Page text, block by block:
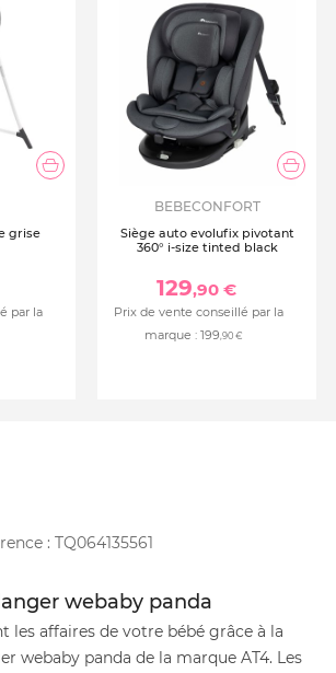
grise
par la
BEBECONFORT
Siège auto evolufix pivotant
360° i-size tinted black
129,90 €
Prix de vente conseillé par la
marque : 199,90 €
: TQ064135561
webaby panda
les affaires de votre bébé grâce à la
webaby panda de la marque AT4. Les